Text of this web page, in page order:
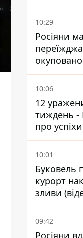
10:29
Росіяни
місцевих
житла
10:06
12
тиждень -
про
у Чорному
морях
10:01
Буковель
курорт
зливи
09:42
Росіяни